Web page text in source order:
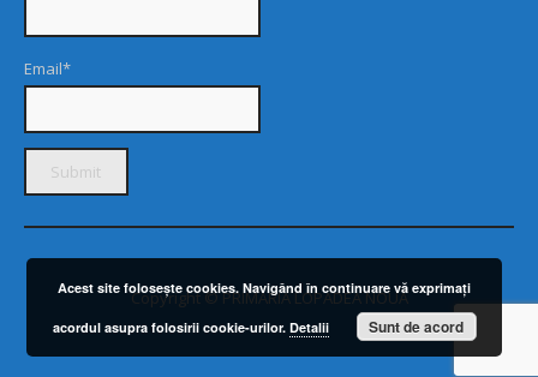
Email*
Copyright © PRIMARIA LOPADEA NOUĂ
Acest site foloseşte cookies. Navigând în continuare vă exprimaţi
acordul asupra folosirii cookie-urilor. Detalii Sunt de acord